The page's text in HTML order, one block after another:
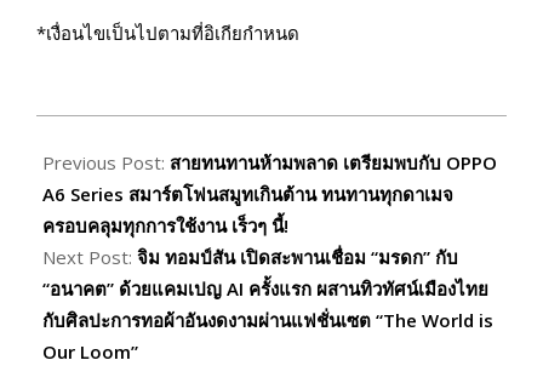
*​เงื่อนไขเป็นไปตามที่อิเกียกำหนด
12-
02
Previous Post: สายทนทานห้ามพลาด เตรียมพบกับ OPPO
A6 Series สมาร์ตโฟนสมูทเกินต้าน ทนทานทุกดาเมจ
ครอบคลุมทุกการใช้งาน เร็วๆ นี้!
Next Post: จิม ทอมป์สัน เปิดสะพานเชื่อม “มรดก” กับ
“อนาคต” ด้วยแคมเปญ AI ครั้งแรก ผสานทิวทัศน์เมืองไทย
กับศิลปะการทอผ้าอันงดงามผ่านแฟชั่นเซต “The World is
Our Loom”